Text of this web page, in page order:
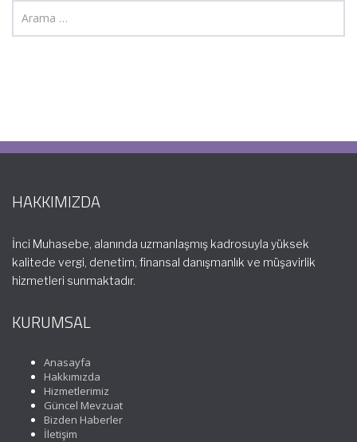
HAKKIMIZDA
İnci Muhasebe, alanında uzmanlaşmış kadrosuyla yüksek
kalitede vergi, denetim, finansal danışmanlık ve müşavirlik
hizmetleri sunmaktadır.
KURUMSAL
Anasayfa
Hakkımızda
Hizmetlerimiz
Güncel Mevzuat
Bizden Haberler
İletişim